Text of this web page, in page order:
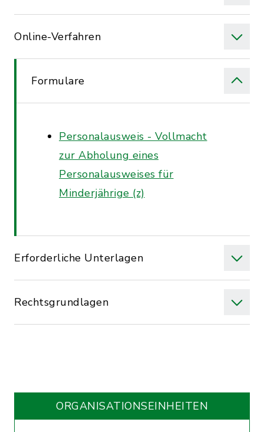
Online-Verfahren
Formulare
Personalausweis - Vollmacht
zur Abholung eines
Personalausweises für
Minderjährige (z)
Erforderliche Unterlagen
Rechtsgrundlagen
ORGANISATIONS­EINHEITEN